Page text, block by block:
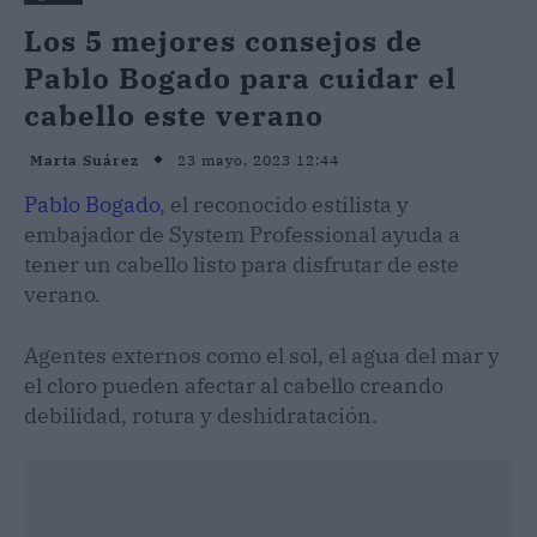
Los 5 mejores consejos de
Pablo Bogado para cuidar el
cabello este verano
Marta Suárez 23 mayo, 2023 12:44
Pablo Bogado, el reconocido estilista y
embajador de System Professional ayuda a
tener un cabello listo para disfrutar de este
verano.
Agentes externos como el sol, el agua del mar y
el cloro pueden afectar al cabello creando
debilidad, rotura y deshidratación.